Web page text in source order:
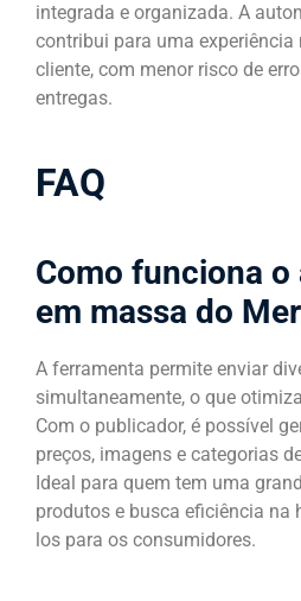
integrada e organizada. A
contribui para uma
cliente, com menor risco de
entregas.
FAQ
Como funciona
em massa do
A ferramenta permite enviar
simultaneamente, o que
Com o publicador, é possível
preços, imagens e categorias
Ideal para quem tem uma
produtos e busca eficiência na
los para os consumidores.